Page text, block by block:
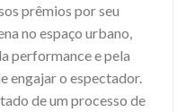
prêmios por seu
no espaço urbano,
performance e pela
engajar o espectador.
de um processo de